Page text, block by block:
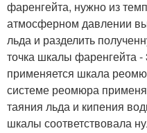
фаренгейта, нужно из
атмосферном давлении
льда и разделить
точка шкалы фаренгейта -
применяется шкала
системе реомюра
таяния льда и кипения
шкалы соответствовала